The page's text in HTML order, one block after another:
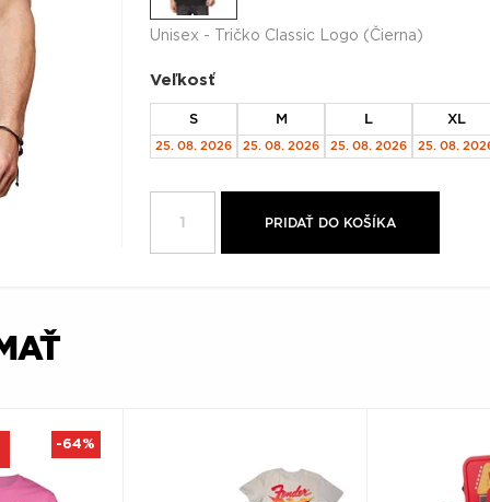
Unisex - Tričko Classic Logo (Čierna)
Veľkosť
S
25. 08. 2026
M
25. 08. 2026
L
25. 08. 2026
XL
25. 08.
PRIDAŤ DO KOŠÍKA
-64%